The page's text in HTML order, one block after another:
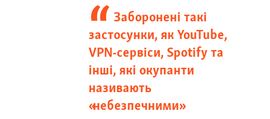
Заборонені такі
застосунки, як YouTube,
VPN-сервіси, Spotify та
інші, які окупанти
називають
«небезпечними»